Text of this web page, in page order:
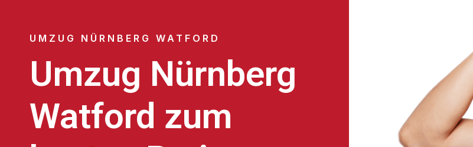
UMZUG NÜRNBERG WATFORD
Umzug Nürnberg
Watford zum